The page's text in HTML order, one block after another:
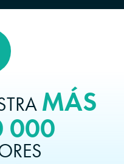
MÁS
000